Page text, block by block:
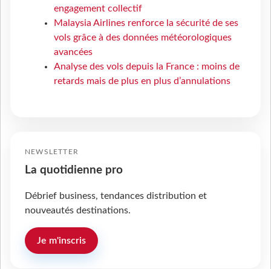
engagement collectif
Malaysia Airlines renforce la sécurité de ses
vols grâce à des données météorologiques
avancées
Analyse des vols depuis la France : moins de
retards mais de plus en plus d’annulations
NEWSLETTER
La quotidienne pro
Débrief business, tendances distribution et
nouveautés destinations.
Je m'inscris